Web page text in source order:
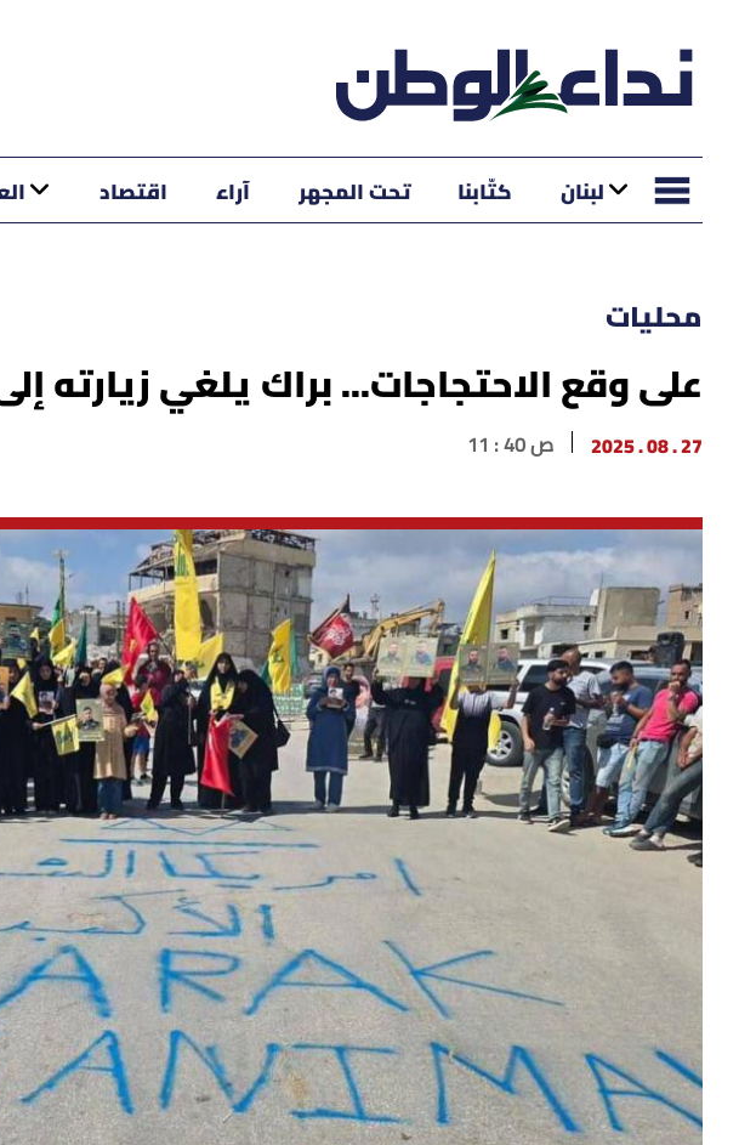
لبنان كتّابنا تحت المجهر آراء اقتصاد
محليات
على وقع الاحتجاجات... براك يلغي زيارته
27 . 08 . 2025 11 : 40 ص